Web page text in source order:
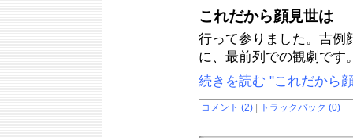
これだから顔見世は
行って参りました。吉例
に、最前列での観劇です
続きを読む "これだから
コメント (2) トラックバック (0)